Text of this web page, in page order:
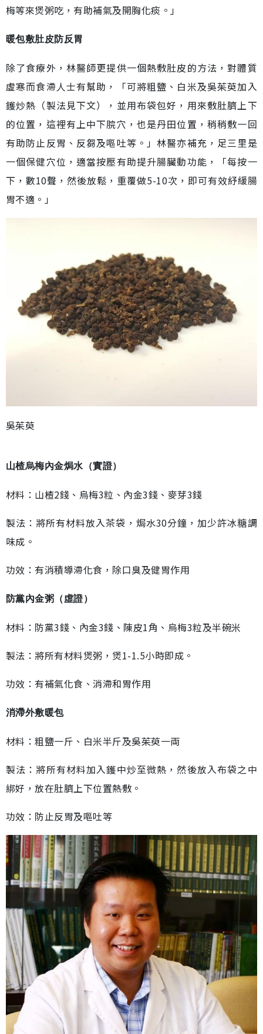
梅等來煲粥吃，有助補氣及開胸化痰。」
暖包敷肚皮防反胃
除了食療外，林醫師更提供一個熱敷肚皮的方法，對體質
虛寒而食滯人士有幫助，「可將粗鹽、白米及吳茱萸加入
鑊炒熱（製法見下文），並用布袋包好，用來敷肚臍上下
的位置，這裡有上中下脘穴，也是丹田位置，稍稍敷一回
有助防止反胃、反芻及嘔吐等。」林醫亦補充，足三里是
一個保健穴位，適當按壓有助提升腸臟動功能，「每按一
下，數10聲，然後放鬆，重覆做5-10次，即可有效紓緩腸
胃不適。」
吳茱萸
山楂烏梅內金焗水 （實證）
材料：山楂2錢、烏梅3粒、內金3錢、麥芽3錢
製法：將所有材料放入茶袋，焗水30分鐘，加少許冰糖調
味成。
功效：有消積導滯化食，除口臭及健胃作用
防黨內金粥 （虛證）
材料：防黨3錢、內金3錢、陳皮1角、烏梅3粒及半碗米
製法：將所有材料煲粥，煲1-1.5小時即成。
功效：有補氣化食、消滯和胃作用
消滯外敷暖包
材料：粗鹽一斤、白米半斤及吳茱萸一両
製法：將所有材料加入鑊中炒至微熱，然後放入布袋之中
綁好，放在肚臍上下位置熱敷。
功效：防止反胃及嘔吐等